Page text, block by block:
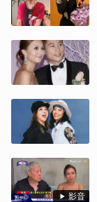
影音